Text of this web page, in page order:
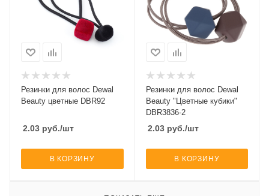
Резинки для волос Dewal
Beauty цветные DBR92
2.03 руб./шт
В КОРЗИНУ
Резинки для волос Dewal
Beauty "Цветные кубики"
DBR3836-2
2.03руб./шт
В КОРЗИНУ